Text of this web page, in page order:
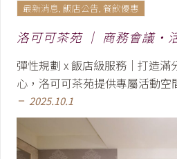
最新消息 飯店公告 餐飲優惠
洛可可茶苑 │ 商務會議・
彈性規劃 x 飯店級服務｜打造滿
心，洛可可茶苑提供專屬活動空
remove 2025.10.1